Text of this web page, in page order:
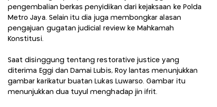
pengembalian berkas penyidikan dari kejaksaan ke Polda
Metro Jaya. Selain itu dia juga membongkar alasan
pengajuan gugatan judicial review ke Mahkamah
Konstitusi.
Saat disinggung tentang restorative justice yang
diterima Eggi dan Damai Lubis, Roy lantas menunjukkan
gambar karikatur buatan Lukas Luwarso. Gambar itu
menunjukkan dua tuyul menghadap jin ifrit.